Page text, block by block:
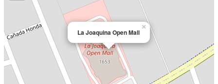
La Joaquina Open Mall
×